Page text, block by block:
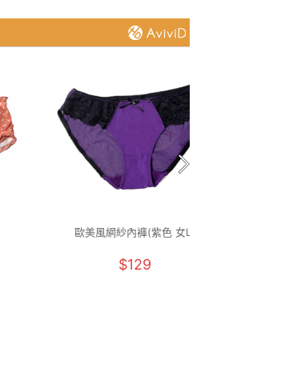
歐美風網紗內褲(紫色 女L)
$129